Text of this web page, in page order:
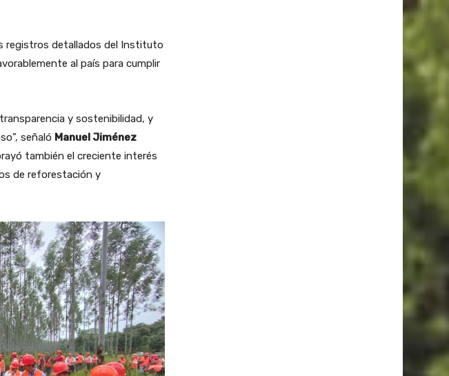
registros detallados del Instituto
al país para cumplir
y sostenibilidad, y
señaló Manuel Jiménez
también el creciente interés
de reforestación y